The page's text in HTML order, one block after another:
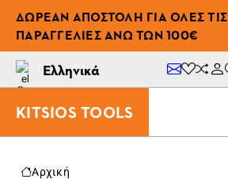
ΔΩΡΕΆΝ ΑΠΟΣΤΟΛΉ ΓΙΑ ΌΛΕΣ ΤΙΣ
ΠΑΡΑΓΓΕΛΊΕΣ ΆΝΩ ΤΩΝ 100€
Ελληνικά
KITSIOS TOOLS
Αρχική